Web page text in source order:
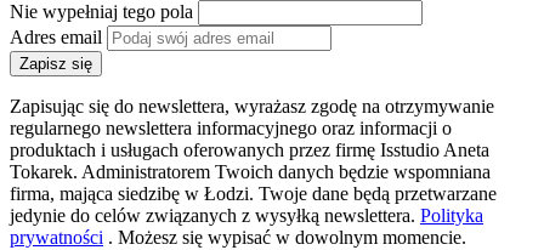
Nie wypełniaj tego pola
Adres email
Zapisz się
Zapisując się do newslettera, wyrażasz zgodę na otrzymywanie
regularnego newslettera informacyjnego oraz informacji o
produktach i usługach oferowanych przez firmę Isstudio Aneta
Tokarek. Administratorem Twoich danych będzie wspomniana
firma, mająca siedzibę w Łodzi. Twoje dane będą przetwarzane
jedynie do celów związanych z wysyłką newslettera. Polityka
prywatności . Możesz się wypisać w dowolnym momencie.